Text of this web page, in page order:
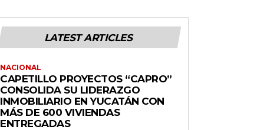
LATEST ARTICLES
NACIONAL
CAPETILLO PROYECTOS “CAPRO”
CONSOLIDA SU LIDERAZGO
INMOBILIARIO EN YUCATÁN CON
MÁS DE 600 VIVIENDAS
ENTREGADAS